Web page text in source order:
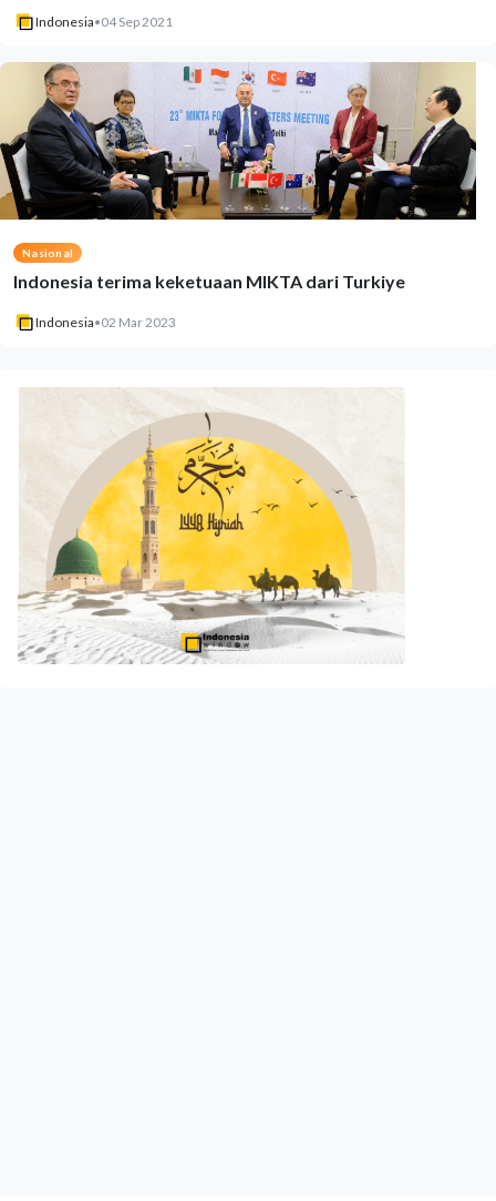
Indonesia•04 Sep 2021
Nasional
Indonesia terima keketuaan MIKTA dari Turkiye
Indonesia•02 Mar 2023